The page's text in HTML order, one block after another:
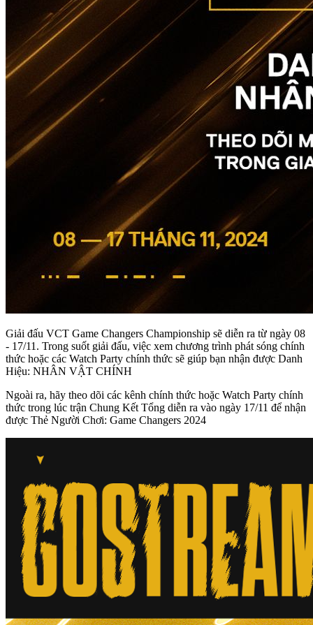
Giải đấu VCT Game Changers Championship sẽ diễn ra từ ngày 08
- 17/11. Trong suốt giải đấu, việc xem chương trình phát sóng chính
thức hoặc các Watch Party chính thức sẽ giúp bạn nhận được Danh
Hiệu: NHÂN VẬT CHÍNH
Ngoài ra, hãy theo dõi các kênh chính thức hoặc Watch Party chính
thức trong lúc trận Chung Kết Tổng diễn ra vào ngày 17/11 để nhận
được Thẻ Người Chơi: Game Changers 2024